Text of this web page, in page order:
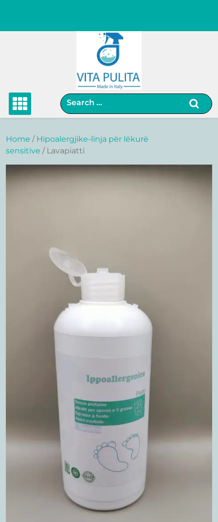
Home / Hipoalergjike-linja për lëkurë
sensitive / Lavapiatti